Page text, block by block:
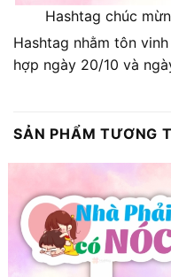
Hashtag chúc
Hashtag nhằm tôn
hợp ngày 20/10 và
SẢN PHẨM TƯƠNG